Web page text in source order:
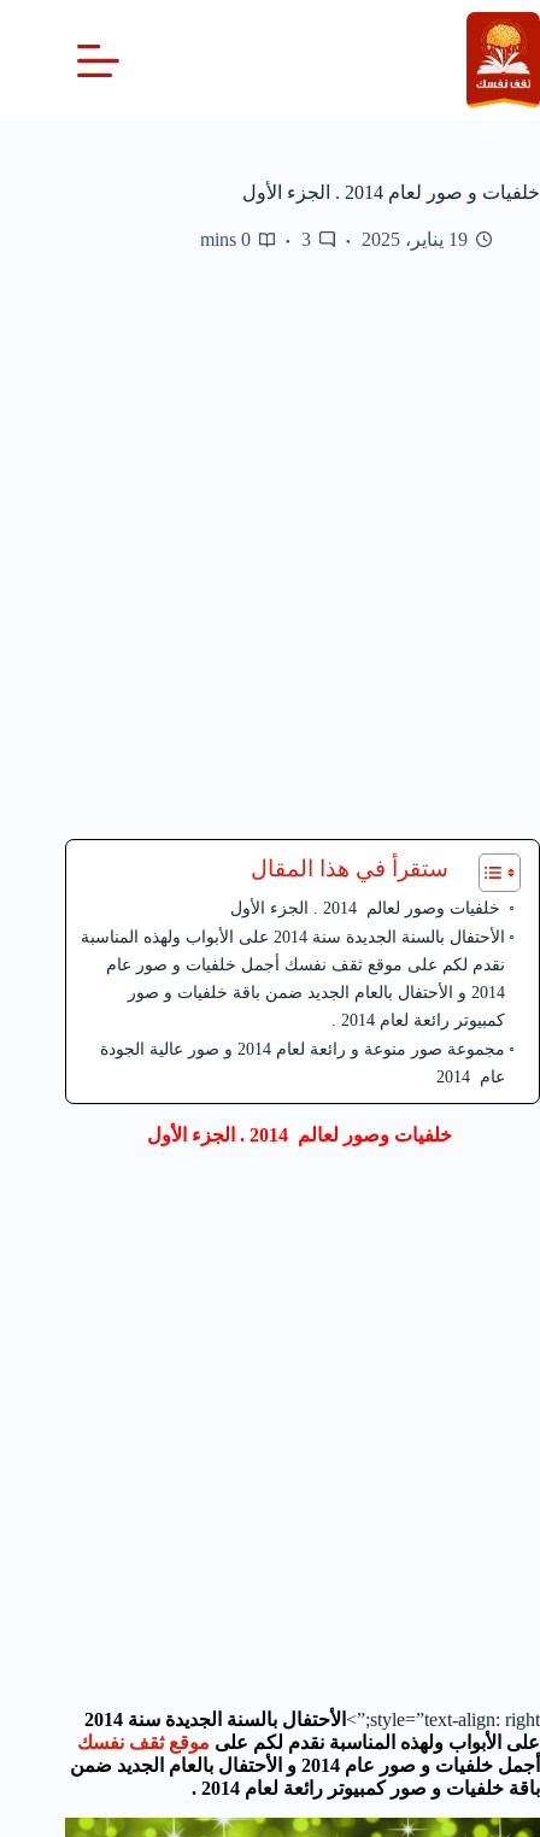
التجاوز
إلى
المحتوى
خلفيات و صور لعام 2014 . الجزء الأول
19 يناير، 2025 3
0 mins
ستقرأ في هذا المقال
خلفيات وصور لعالم 2014 . الجزء الأول
الأحتفال بالسنة الجديدة سنة 2014 على الأبواب ولهذه المناسبة
نقدم لكم على موقع ثقف نفسك أجمل خلفيات و صور عام
2014 و الأحتفال بالعام الجديد ضمن باقة خلفيات و صور
كمبيوتر رائعة لعام 2014 .
مجموعة صور منوعة و رائعة لعام 2014 و صور عالية الجودة
عام 2014
خلفيات وصور لعالم 2014 . الجزء الأول
style=”text-align: right;”>
الأحتفال بالسنة الجديدة سنة 2014
على الأبواب ولهذه المناسبة نقدم لكم على موقع ثقف نفسك
أجمل خلفيات و صور عام 2014 و الأحتفال بالعام الجديد ضمن
باقة خلفيات و صور كمبيوتر رائعة لعام 2014 .